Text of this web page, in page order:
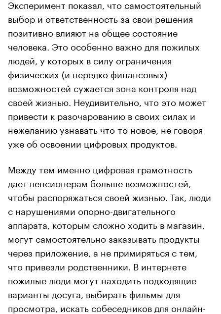
Эксперимент показал, что самостоятельный
выбор и ответственность за свои решения
позитивно влияют на общее состояние
человека. Это особенно важно для пожилых
людей, у которых в силу ограничения
физических (и нередко финансовых)
возможностей сужается зона контроля над
своей жизнью. Неудивительно, что это может
привести к разочарованию в своих силах и
нежеланию узнавать что-то новое, не говоря
уже об освоении цифровых продуктов.
Между тем именно цифровая грамотность
дает пенсионерам больше возможностей,
чтобы распоряжаться своей жизнью. Так, люди
с нарушениями опорно-двигательного
аппарата, которым сложно ходить в магазин,
могут самостоятельно заказывать продукты
через приложение, а не примиряться с тем,
что привезли родственники. В интернете
пожилые люди могут находить подходящие
варианты досуга, выбирать фильмы для
просмотра, искать собеседников для онлайн-